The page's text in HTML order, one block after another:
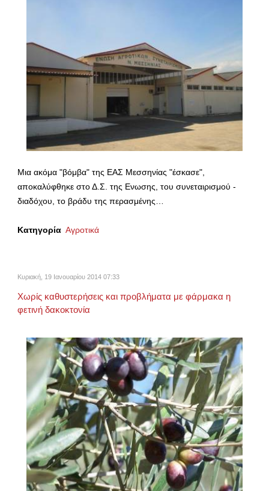
Μια ακόμα "βόμβα" της ΕΑΣ Μεσσηνίας "έσκασε",
αποκαλύφθηκε στο Δ.Σ. της Ενωσης, του συνεταιρισμού -
διαδόχου, το βράδυ της περασμένης…
Κατηγορία Αγροτικά
Κυριακή, 19 Ιανουαρίου 2014 07:33
Χωρίς καθυστερήσεις και προβλήματα με φάρμακα η
φετινή δακοκτονία